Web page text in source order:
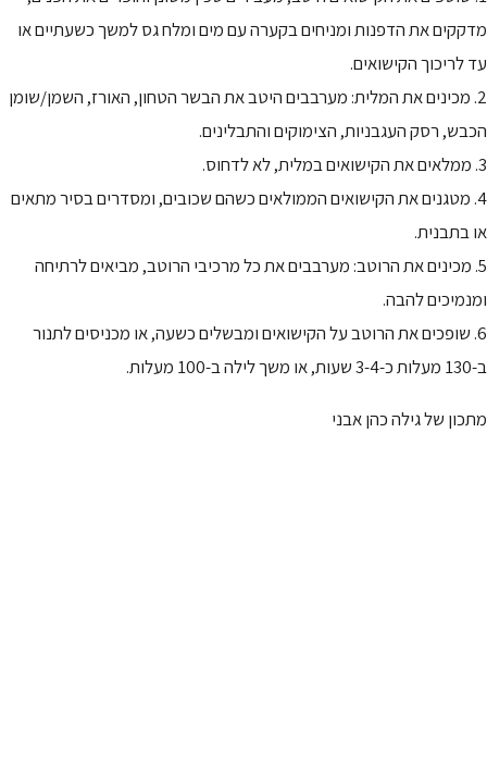
מדקקים את הדפנות ומניחים בקערה עם מים ומלח גס למשך כשעתיים או
עד לריכוך הקישואים.
2. מכינים את המלית: מערבבים היטב את הבשר הטחון, האורז, השמן/שומן
הכבש, רסק העגבניות, הצימוקים והתבלינים.
3. ממלאים את הקישואים במלית, לא לדחוס.
4. מטגנים את הקישואים הממולאים כשהם שכובים, ומסדרים בסיר מתאים
או בתבנית.
5. מכינים את הרוטב: מערבבים את כל מרכיבי הרוטב, מביאים לרתיחה
ומנמיכים להבה.
6. שופכים את הרוטב על הקישואים ומבשלים כשעה, או מכניסים לתנור
ב-130 מעלות כ-3-4 שעות, או משך לילה ב-100 מעלות.
מתכון של גילה כהן אבני